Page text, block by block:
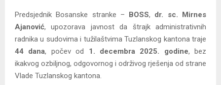
Predsjednik Bosanske stranke – BOSS, dr. sc. Mirnes
Ajanović, upozorava javnost da štrajk administrativnih
radnika u sudovima i tužilaštvima Tuzlanskog kantona traje
44 dana, počev od 1. decembra 2025. godine, bez
ikakvog ozbiljnog, odgovornog i održivog rješenja od strane
Vlade Tuzlanskog kantona.